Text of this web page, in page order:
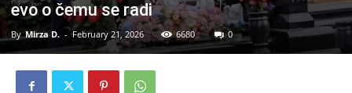
evo o čemu se radi
By Mirza D. - February 21, 2026 6680 0